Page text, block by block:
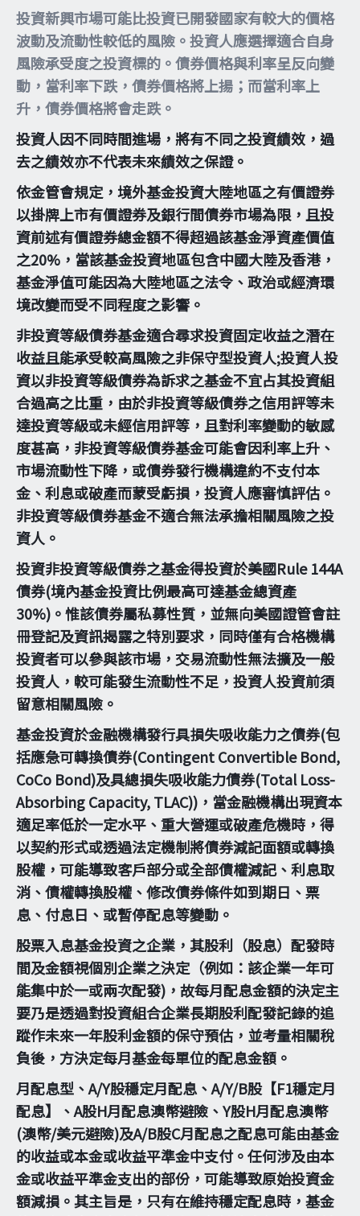
投資新興市場可能比投資已開發國家有較大的價格
波動及流動性較低的風險。投資人應選擇適合自身
風險承受度之投資標的。債券價格與利率呈反向變
動，當利率下跌，債券價格將上揚；而當利率上
升，債券價格將會走跌。
投資人因不同時間進場，將有不同之投資績效，過
去之績效亦不代表未來績效之保證。
依金管會規定，境外基金投資大陸地區之有價證券
以掛牌上市有價證券及銀行間債券市場為限，且投
資前述有價證券總金額不得超過該基金淨資產價值
之20%，當該基金投資地區包含中國大陸及香港，
基金淨值可能因為大陸地區之法令、政治或經濟環
境改變而受不同程度之影響。
非投資等級債券基金適合尋求投資固定收益之潛在
收益且能承受較高風險之非保守型投資人;投資人投
資以非投資等級債券為訴求之基金不宜占其投資組
合過高之比重，由於非投資等級債券之信用評等未
達投資等級或未經信用評等，且對利率變動的敏感
度甚高，非投資等級債券基金可能會因利率上升、
市場流動性下降，或債券發行機構違約不支付本
金、利息或破產而蒙受虧損，投資人應審慎評估。
非投資等級債券基金不適合無法承擔相關風險之投
資人。
投資非投資等級債券之基金得投資於美國Rule 144A
債券(境內基金投資比例最高可達基金總資產
30%)。惟該債券屬私募性質，並無向美國證管會註
冊登記及資訊揭露之特別要求，同時僅有合格機構
投資者可以參與該市場，交易流動性無法擴及一般
投資人，較可能發生流動性不足，投資人投資前須
留意相關風險。
基金投資於金融機構發行具損失吸收能力之債券(包
括應急可轉換債券(Contingent Convertible Bond,
CoCo Bond)及具總損失吸收能力債券(Total Loss-
Absorbing Capacity, TLAC))，當金融機構出現資本
適足率低於一定水平、重大營運或破產危機時，得
以契約形式或透過法定機制將債券減記面額或轉換
股權，可能導致客戶部分或全部債權減記、利息取
消、債權轉換股權、修改債券條件如到期日、票
息、付息日、或暫停配息等變動。
股票入息基金投資之企業，其股利（股息）配發時
間及金額視個別企業之決定（例如：該企業一年可
能集中於一或兩次配發)，故每月配息金額的決定主
要乃是透過對投資組合企業長期股利配發記錄的追
蹤作未來一年股利金額的保守預估，並考量相關稅
負後，方決定每月基金每單位的配息金額。
月配息型、A/Y股穩定月配息、A/Y/B股【F1穩定月
配息】、A股H月配息澳幣避險、Y股H月配息澳幣
(澳幣/美元避險)及A/B股C月配息之配息可能由基金
的收益或本金或收益平準金中支付。任何涉及由本
金或收益平準金支出的部份，可能導致原始投資金
額減損。其主旨是，只有在維持穩定配息時，基金